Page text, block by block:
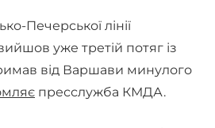
Печерської лінії
уже третій потяг із
від Варшави минулого
пресслужба КМДА.